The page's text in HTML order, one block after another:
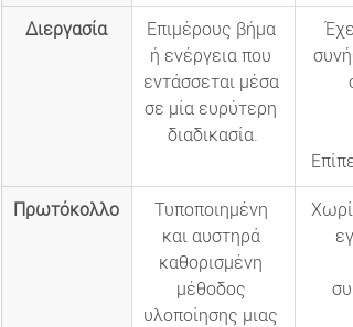
Διεργασία
Επιμέρους βήμα
ή ενέργεια που
εντάσσεται μέσα
σε μία ευρύτερη
διαδικασία.
Πρωτόκολλο
Τυποποιημένη
και αυστηρά
καθορισμένη
μέθοδος
υλοποίησης μιας